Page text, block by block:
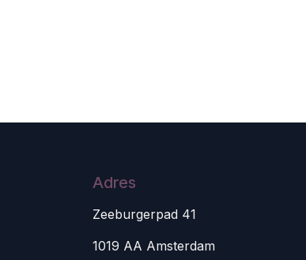
Adres
Zeeburgerpad 41
1019 AA Amsterdam